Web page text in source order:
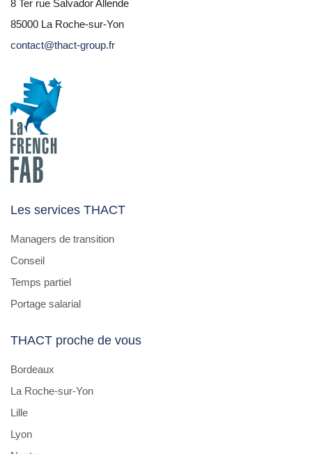
8 Ter rue Salvador Allende
85000 La Roche-sur-Yon
contact@thact-group.fr
Les services THACT
Managers de transition
Conseil
Temps partiel
Portage salarial
THACT proche de vous
Bordeaux
La Roche-sur-Yon
Lille
Lyon